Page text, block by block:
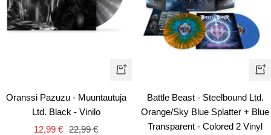
+
Oranssi Pazuzu - Muuntautuja
Ltd. Black - Vinilo
Precio
12,99 € Precio
22,99 €
+
Battle Beast - Steelbound Ltd.
Orange/Sky Blue Splatter + Blue
Transparent - Colored 2 Vinyl